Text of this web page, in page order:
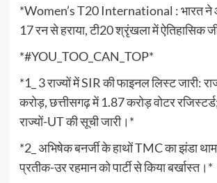
*Women’s T20 International : भारत ने
17 रन से हराया, टी20 श्रृंखला में ऐतिहासिक
*#YOU_TOO_CAN_TOP*
*1_ 3 राज्यों में SIR की फाइनल लिस्ट जारी:
करोड़, छत्तीसगढ़ में 1.87 करोड़ वोटर
राज्यों-UT की सूची जारी।*
*2_ अभिषेक बनर्जी के हाथों TMC का झंडा
प्रतीक-उर रहमान को पार्टी से किया बर्खास्त।*